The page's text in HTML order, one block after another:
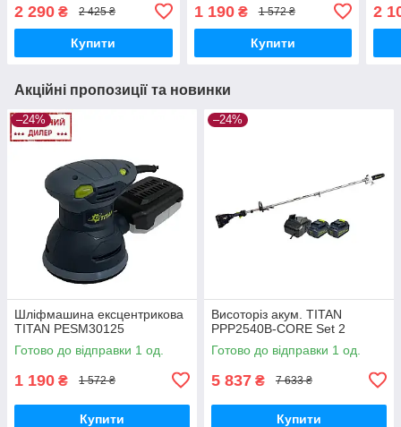
2 290 ₴ 2 425 ₴
Купити
1 190₴ 1 572 ₴
Купити
2
Акційні пропозиції та новинки
–24%
Шліфмашина ексцентрикова
TITAN PESM30125
Готово до відправки 1 од.
1 190 ₴ 1 572 ₴
Купити
–24%
Висоторіз акум. TITAN
PPP2540B-CORE Set 2
Готово до відправки 1 од.
5 837 ₴ 7 633 ₴
Купити